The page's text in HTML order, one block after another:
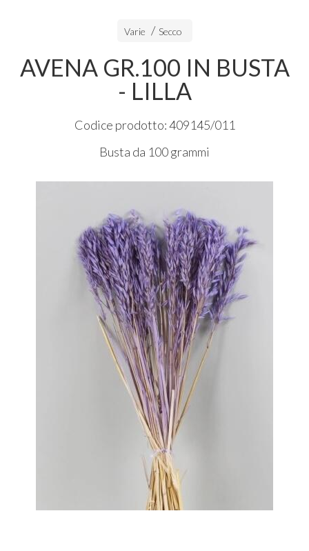
Varie Secco
AVENA GR.100 IN BUSTA
- LILLA
Codice prodotto: 409145/011
Busta da 100 grammi